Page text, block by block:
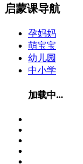
启蒙课导航
孕妈妈
萌宝宝
幼儿园
中小学
加载中...